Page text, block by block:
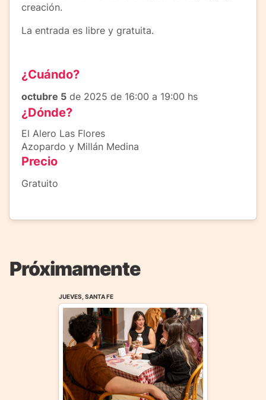
creación.
La entrada es libre y gratuita.
¿Cuándo?
octubre 5 de 2025 de 16:00 a 19:00 hs
¿Dónde?
El Alero Las Flores
Azopardo y Millán Medina
Precio
Gratuito
Próximamente
JUEVES, SANTA FE